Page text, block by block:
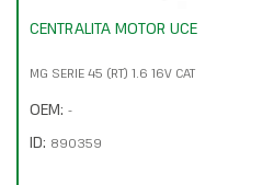
CENTRALITA MOTOR UCE
MG SERIE 45 (RT) 1.6 16V CAT
OEM: -
ID: 890359